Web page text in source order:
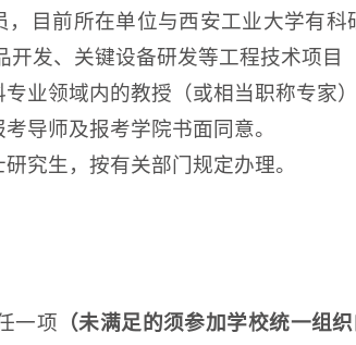
目前所在单位与西安工业大学有
开发、关键设备研发等工程技术项目
专业领域内的教授（或相当职称专家）
考导师及报考学院书面同意。
究生，按有关部门规定办理。
一项 （未满足的须参加学校统一组